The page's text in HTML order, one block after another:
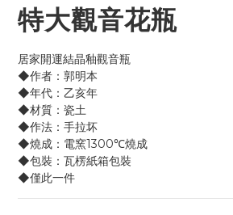
特大觀音花瓶
居家開運結晶釉觀音瓶
◆作者：郭明本
◆年代：乙亥年
◆材質：瓷土
◆作法：手拉坏
◆燒成：電窯1300℃燒成
◆包裝：瓦楞紙箱包裝
◆僅此一件